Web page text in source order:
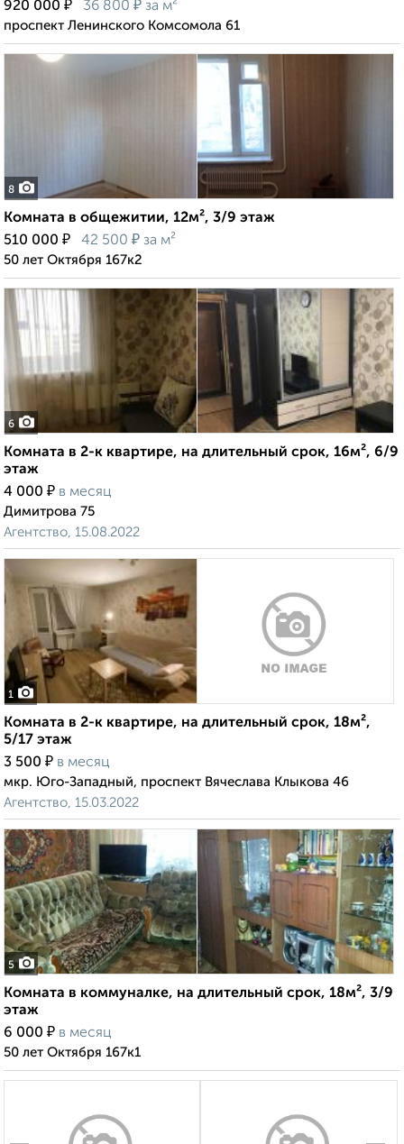
920 000 ₽ 36 800 ₽ за м²
проспект Ленинского Комсомола 61
8
Комната в общежитии, 12м², 3/9 этаж
510 000 ₽ 42 500 ₽ за м²
50 лет Октября 167к2
6
Комната в 2-к квартире, на длительный срок, 16м², 6/9
этаж
4 000 ₽ в месяц
Димитрова 75
Агентство, 15.08.2022
1
Комната в 2-к квартире, на длительный срок, 18м²,
5/17 этаж
3 500 ₽ в месяц
мкр. Юго-Западный, проспект Вячеслава Клыкова 46
Агентство, 15.03.2022
5
Комната в коммуналке, на длительный срок, 18м², 3/9
этаж
6 000 ₽ в месяц
50 лет Октября 167к1